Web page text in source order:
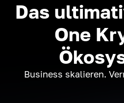
Das
One
Business skalieren.